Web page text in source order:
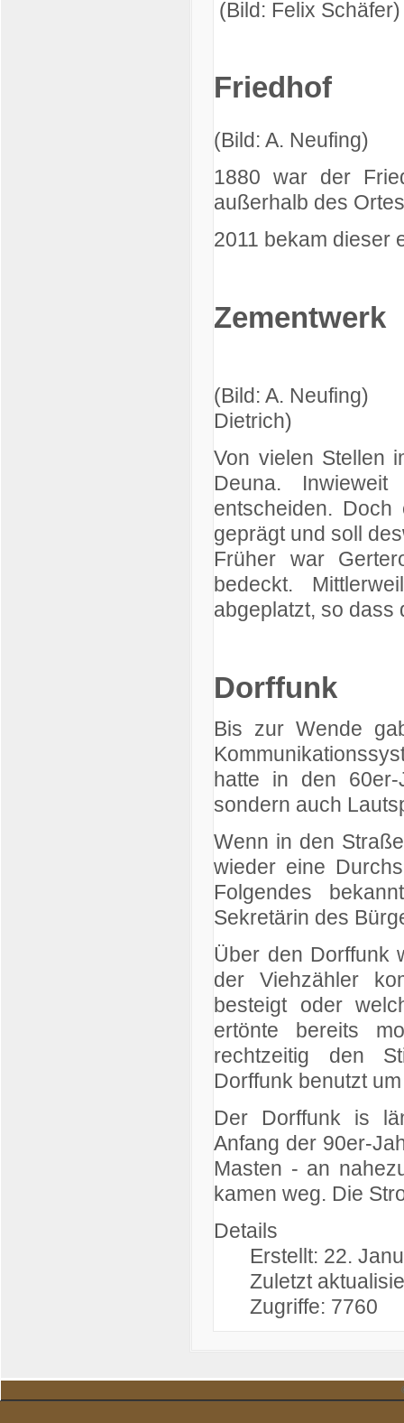
(Bild: Felix
Friedhof
(Bild: A. Neufing)
1880 war der
außerhalb des
2011 bekam dieser
Zementwerk
(Bild: A.
Dietrich)
Von vielen Stellen
Deuna.
entscheiden.
geprägt und soll
Früher war
bedeckt.
abgeplatzt, so dass
Dorffunk
Bis zur Wende
hatte in den 60er-
sondern auch
Wenn in den
wieder eine
Folgendes
Sekretärin des
Über den Dorffunk
der Viehzähler
besteigt oder
ertönte bereits
rechtzeitig den
Dorffunk benutzt
Der Dorffunk is
Anfang der 90er-
Masten - an
kamen weg. Die
Details
Erstellt: 22.
Zuletzt
Zugriffe: 7760